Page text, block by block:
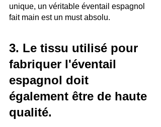
unique, un véritable éventail espagnol
fait main est un must absolu.
3. Le tissu utilisé pour
fabriquer l'éventail
espagnol doit
également être de haute
qualité.